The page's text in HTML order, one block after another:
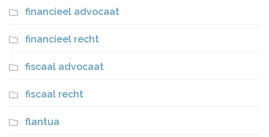
financieel advocaat
financieel recht
fiscaal advocaat
fiscaal recht
flantua